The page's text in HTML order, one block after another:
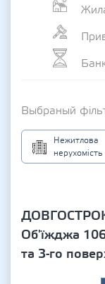
Выбраный
Нежитлова
нерухомість
Об'їжджа
та 3-го